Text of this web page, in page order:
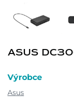
ASUS
Výrobce
Asus